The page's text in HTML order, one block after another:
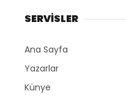
SERVİSLER
Ana Sayfa
Yazarlar
Künye